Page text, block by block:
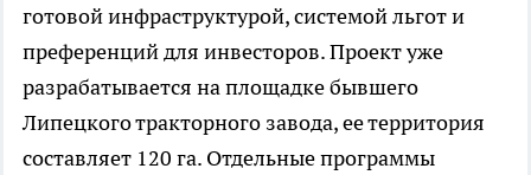
готовой инфраструктурой, системой льгот и
преференций для инвесторов. Проект уже
разрабатывается на площадке бывшего
Липецкого тракторного завода, ее территория
составляет 120 га. Отдельные программы